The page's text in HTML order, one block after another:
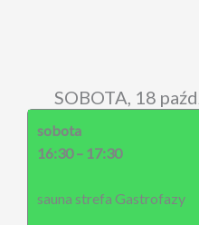
SOBOTA, 18
sobota
16:30 – 17:30
sauna strefa Gastrofazy